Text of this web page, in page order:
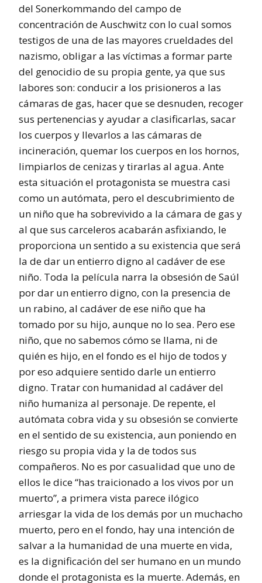
del Sonerkommando del campo de
concentración de Auschwitz con lo cual somos
testigos de una de las mayores crueldades del
nazismo, obligar a las víctimas a formar parte
del genocidio de su propia gente, ya que sus
labores son: conducir a los prisioneros a las
cámaras de gas, hacer que se desnuden, recoger
sus pertenencias y ayudar a clasificarlas, sacar
los cuerpos y llevarlos a las cámaras de
incineración, quemar los cuerpos en los hornos,
limpiarlos de cenizas y tirarlas al agua. Ante
esta situación el protagonista se muestra casi
como un autómata, pero el descubrimiento de
un niño que ha sobrevivido a la cámara de gas y
al que sus carceleros acabarán asfixiando, le
proporciona un sentido a su existencia que será
la de dar un entierro digno al cadáver de ese
niño. Toda la película narra la obsesión de Saúl
por dar un entierro digno, con la presencia de
un rabino, al cadáver de ese niño que ha
tomado por su hijo, aunque no lo sea. Pero ese
niño, que no sabemos cómo se llama, ni de
quién es hijo, en el fondo es el hijo de todos y
por eso adquiere sentido darle un entierro
digno. Tratar con humanidad al cadáver del
niño humaniza al personaje. De repente, el
autómata cobra vida y su obsesión se convierte
en el sentido de su existencia, aun poniendo en
riesgo su propia vida y la de todos sus
compañeros. No es por casualidad que uno de
ellos le dice “has traicionado a los vivos por un
muerto”, a primera vista parece ilógico
arriesgar la vida de los demás por un muchacho
muerto, pero en el fondo, hay una intención de
salvar a la humanidad de una muerte en vida,
es la dignificación del ser humano en un mundo
donde el protagonista es la muerte. Además, en